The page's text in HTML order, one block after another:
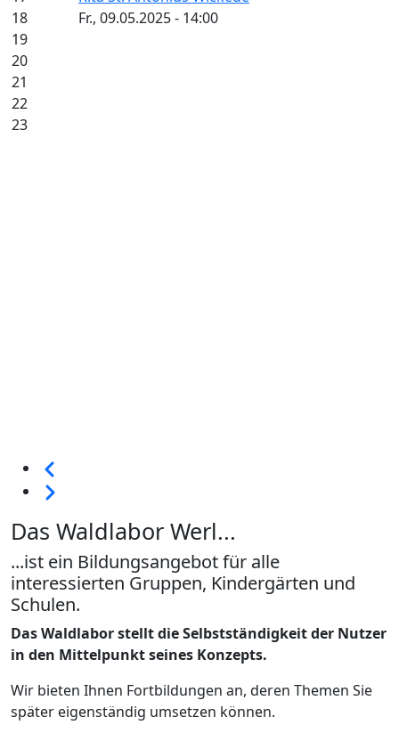
18
19
20
21
22
23
Fr., 09.05.2025 - 14:00
Seitennummerierung
Weiter
Das Waldlabor Werl...
...ist ein Bildungsangebot für alle
interessierten Gruppen, Kindergärten und
Schulen.
Das Waldlabor stellt die Selbstständigkeit der Nutzer
in den Mittelpunkt seines Konzepts.
Wir bieten Ihnen Fortbildungen an, deren Themen Sie
später eigenständig umsetzen können.